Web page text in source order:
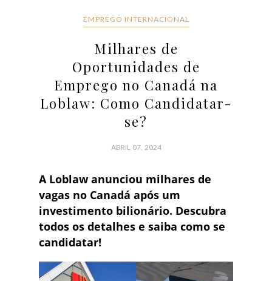
EMPREGO INTERNACIONAL
Milhares de
Oportunidades de
Emprego no Canadá na
Loblaw: Como Candidatar-
se?
ABRIL 07, 2024
A Loblaw anunciou milhares de
vagas no Canadá após um
investimento bilionário. Descubra
todos os detalhes e saiba como se
candidatar!